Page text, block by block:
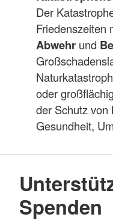
Der
Friedenszeiten
Abwehrund
oder
der Schutz von
Gesundheit,
Spenden